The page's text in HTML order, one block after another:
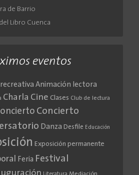
de Barrio
Libro Cuenca
eventos
Animación lectora
Charla Cine Clases Club de lectura
Concierto
Danza Desfile Educación
Exposición permanente
Feria Festival